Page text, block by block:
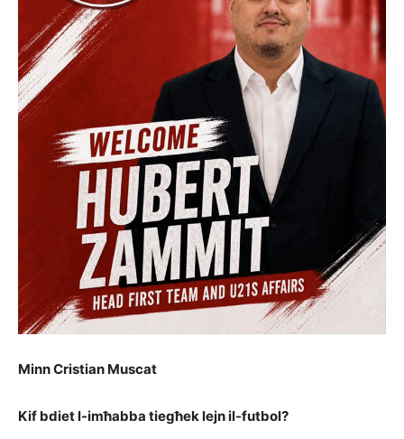
Minn Cristian Muscat
Kif bdiet l-imħabba tiegħek lejn il-futbol?